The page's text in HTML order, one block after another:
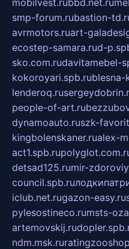
smp-forum.rubastion-
avrmotors.ruart-
ecostep-samara.rud-
sko.com.rudavitamebel-
kokoroyari.spb.rublesna-
lenderoq.ru
people-of-art.ru
dynamoauto.ruszk-
kingbolenskaner.rualex-
act1.spb.ru
detsad125.rumir-
council.spb.ru
iclub.net.rugazon-easy.ru
pylesostineco.rumsts-
artemovskij.ru
ndm.msk.ru